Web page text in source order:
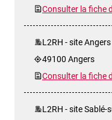
Consulter la fiche
L2RH - site
49100 Angers
Consulter la fiche
L2RH - site Sablé-